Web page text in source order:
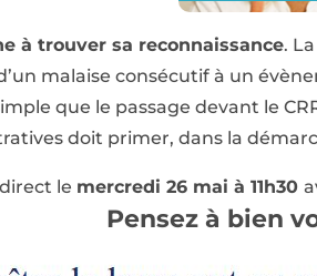
à trouver sa reconnaissance.
malaise consécutif à un
que le passage devant le
doit primer, dans la
le mercredi 26 mai à 11h30
Pensez à bien